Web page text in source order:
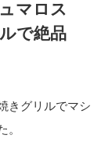
マロス
で絶品
きグリルでマシ
。